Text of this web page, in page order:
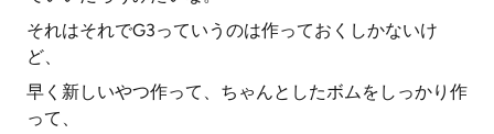
それはそれでG3っていうのは作っておくしかないけ
ど、
早く新しいやつ作って、ちゃんとしたボムをしっかり作
って、